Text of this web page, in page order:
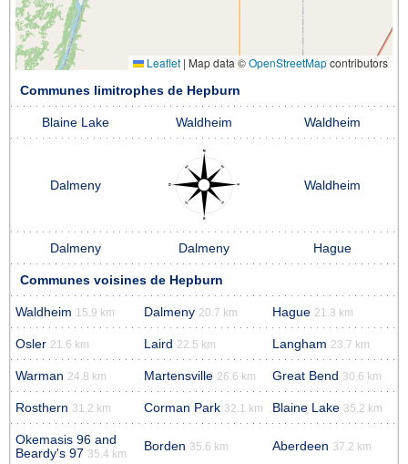
Leaflet | Map data ©OpenStreetMapcontributors
Communes limitrophes de Hepburn
Blaine Lake Waldheim Waldheim
Dalmeny Waldheim
Dalmeny Dalmeny Hague
Communes voisines de Hepburn
Waldheim 15.9 km Dalmeny 20.7 km Hague 21.3 km
Osler 21.6 km Laird 22.5 km Langham 23.7 km
Warman 24.8 km Martensville 26.6 km Great Bend 30.6 km
Rosthern 31.2 km Corman Park 32.1 km Blaine Lake 35.2 km
Okemasis 96 and
Beardy's 97 35.4 km
Borden 35.6 km Aberdeen 37.2 km